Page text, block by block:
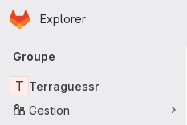
Passer au contenu principal
Page d'accueil
Explorer
Navigation
Groupe
T Terraguessr
Gestion